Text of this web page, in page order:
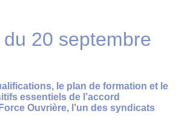
20 septembre
le plan de formation et le
essentiels de l’accord
Ouvrière, l’un des syndicats